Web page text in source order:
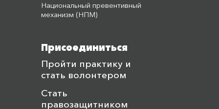
Национальный превентивный
механизм (НПМ)
Присоединиться
Пройти практику и
стать волонтером
Стать
правозащитником